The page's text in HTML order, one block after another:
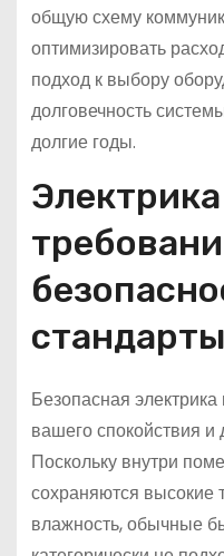
общую схему
оптимизировать
подход к выбору
долговечность
долгие годы.
стандарты
Безопасная
вашего спокойствия и
Поскольку внутри
сохраняются
влажность, обычные